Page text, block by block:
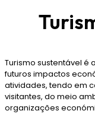
Turismo sustentável é
futuros impactos
atividades, tendo em
visitantes, do meio
organizações